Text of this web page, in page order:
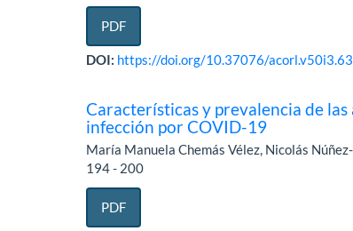
PDF
DOI: https://doi.org/10.37076/
Características y prevalencia de
infección por COVID-19
María Manuela Chemás Vélez, Nicolás
194 - 200
PDF